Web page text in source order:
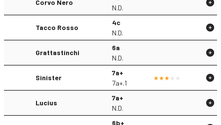
Corvo Nero
N.D.
Tacco Rosso
4c
N.D.
Grattastinchi
6a
N.D.
Sinister
7a+
7a+.1
Lucius
7a+
N.D.
6b+